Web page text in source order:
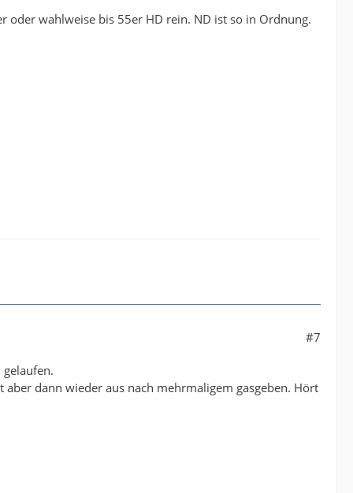
oder wahlweise bis 55er HD rein. ND ist so in Ordnung.
#7
dann wieder aus nach mehrmaligem gasgeben. Hört